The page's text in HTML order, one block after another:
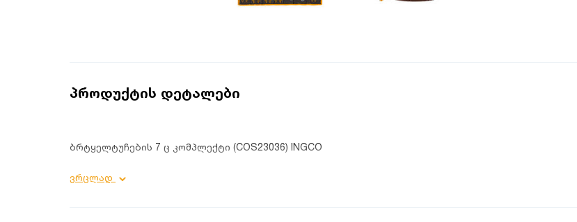
პროდუქტის დეტალები
ბრტყელტუჩების 7 ც კომპლექტი (COS23036) INGCO
მასალა: CRV;
ვრცლად